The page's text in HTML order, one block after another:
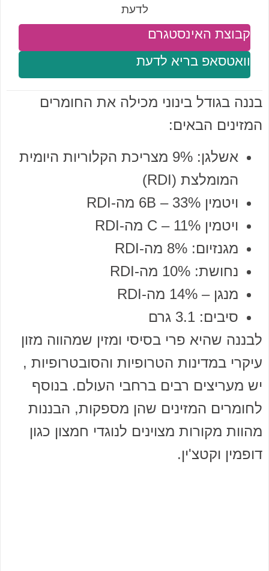
לדעת
וואטסאפ בריא לדעת
קבוצת האינסטגרם
בננה בגודל בינוני מכילה את החומרים
המזינים הבאים:
אשלגן: 9% מצריכת הקלוריות היומית
המומלצת (RDI)
ויטמין 6B – 33% מה-RDI
ויטמין C – 11% מה-RDI
מגנזיום: 8% מה-RDI
נחושת: 10% מה-RDI
מנגן – 14% מה-RDI
סיבים: 3.1 גרם
לבננה שהיא פרי בסיסי ומזין שמהווה מזון
עיקרי במדינות הטרופיות והסובטרופיות ,
יש מעריצים רבים ברחבי העולם. בנוסף
לחומרים המזינים שהן מספקות, הבננות
מהוות מקורות מצוינים לנוגדי חמצון כגון
דופמין וקטצ'ין.